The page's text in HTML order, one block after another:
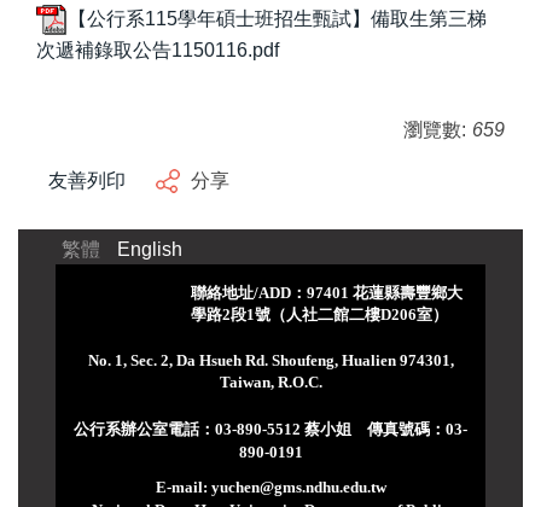
【公行系115學年碩士班招生甄試】備取生第三梯
次遞補錄取公告1150116.pdf
瀏覽數: 659
友善列印 分享
繁體 English
聯絡地址/ADD：97401 花蓮縣壽豐鄉大
學路2段1號（人社二館二樓D206室）
No. 1, Sec. 2, Da Hsueh Rd. Shoufeng, Hualien 974301,
Taiwan, R.O.C.
公行系辦公室電話：03-890-5512 蔡小姐 傳真號碼：03-
890-0191
E-mail: yuchen@gms.ndhu.edu.tw